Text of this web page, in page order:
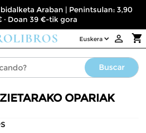
Araban | Penintsulan: 3,90
· Doan 39 €-tik gora
shopping_cart

Buscar
OPARIAK